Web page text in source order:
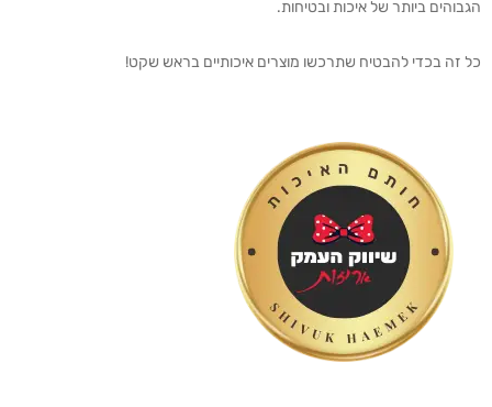
הגבוהים ביותר של איכות ובטיחות.
כל זה בכדי להבטיח שתרכשו מוצרים איכותיים בראש שקט!